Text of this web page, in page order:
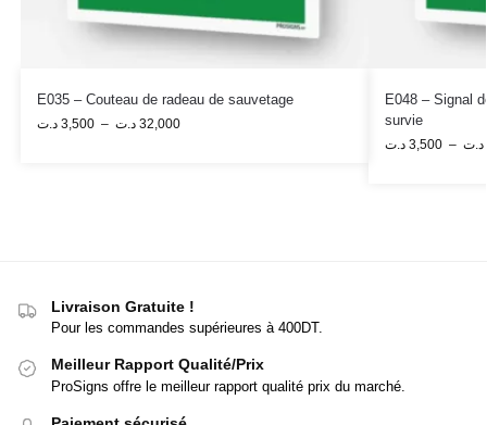
E035 – Couteau de radeau de sauvetage
3,500 د.ت – 32,000 د.ت
E048 – Signal
survie
3,500 د.ت – د.ت
Livraison Gratuite !
Pour les commandes supérieures à 400DT.
Meilleur Rapport Qualité/Prix
ProSigns offre le meilleur rapport qualité prix du marché.